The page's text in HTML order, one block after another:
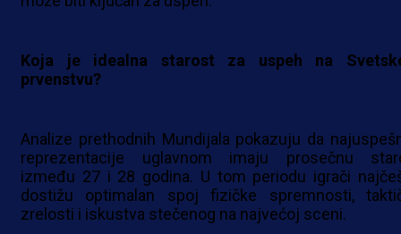
Koja je idealna starost za uspeh na
prvenstvu?
Analize prethodnih Mundijala pokazuju da
reprezentacije uglavnom imaju prosečnu
između 27 i 28 godina. U tom periodu igrači
dostižu optimalan spoj fizičke spremnosti,
zrelosti i iskustva stečenog na najvećoj sceni.